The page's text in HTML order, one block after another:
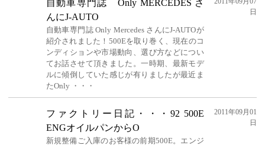
自動車専門誌 Only MERCEDES さ
んにJ-AUTO
自動車専門誌 Only Mercedes さんにJ-AUTOが
紹介されました！500Eを取り巻く、現在のコ
ンディションや市場動向、選び方などについ
てお話させて頂きました。一時期、最新モデ
ルに傾倒していた感じが有りましたが最近ま
たOnly ・・・
日
ファクトリー日記・・・92 500E
ENGオイルパンからO
新規整備ご入庫のお客様の前期500E。エンジ
2011年09月01
日